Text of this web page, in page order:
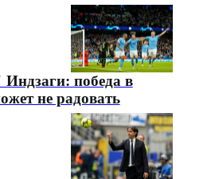
победа в
не радовать